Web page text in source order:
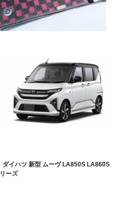
ダイハツ 新型 ムーヴ LA850S LA860S
ーズ